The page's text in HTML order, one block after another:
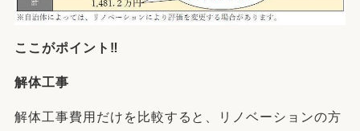
ここがポイント‼
解体工事
解体工事費用だけを比較すると、リノベーションの方